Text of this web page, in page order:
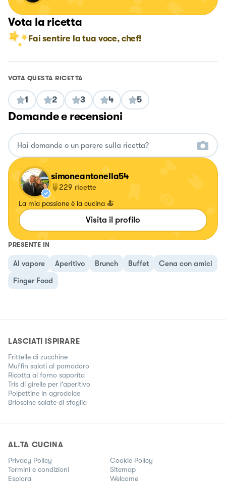
Vota la ricetta
Fai sentire la tua voce, chef!
VOTA QUESTA RICETTA
1 2 3 4 5
Domande e recensioni
simoneantonella54
229 ricette
La mia passione è la cucina 🍝
Visita il profilo
PRESENTE IN
Al vapore Aperitivo Brunch Buffet
Cena con amici
Finger Food
LASCIATI ISPIRARE
Frittelle di zucchine
Muffin salati al pomodoro
Ricotta al forno saporita
Tris di girelle per l'aperitivo
Polpettine in agrodolce
Brioscine salate di sfoglia
AL.TA CUCINA
Privacy Policy
Cookie Policy
Termini e condizioni
Sitemap
Esplora
Welcome